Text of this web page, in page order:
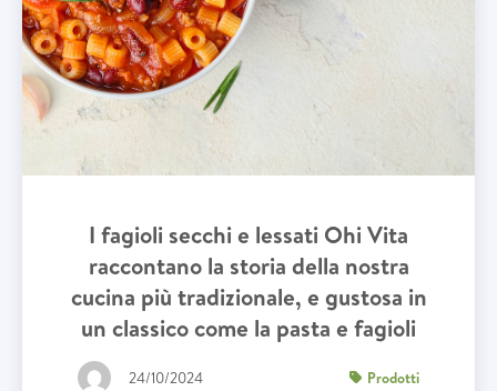
I fagioli secchi e lessati Ohi Vita
raccontano la storia della nostra
cucina più tradizionale, e gustosa in
un classico come la pasta e fagioli
24/10/2024 Prodotti